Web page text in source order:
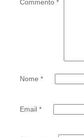
Commento *
Nome *
Email *